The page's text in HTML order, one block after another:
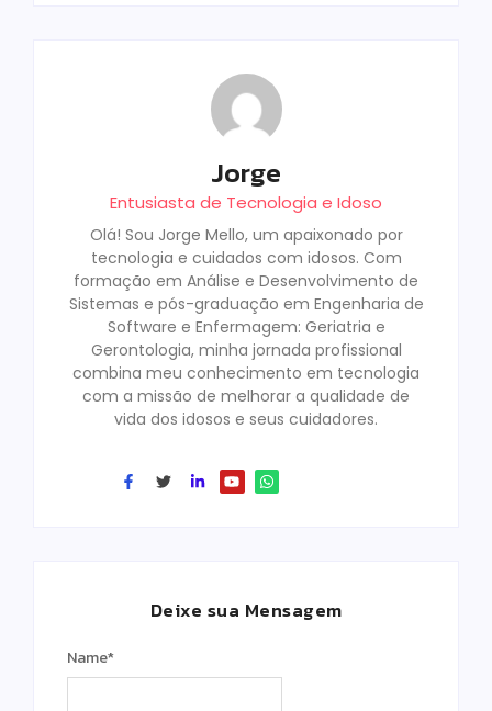
Jorge
Entusiasta de Tecnologia e Idoso
Olá! Sou Jorge Mello, um apaixonado por
tecnologia e cuidados com idosos. Com
formação em Análise e Desenvolvimento de
Sistemas e pós-graduação em Engenharia de
Software e Enfermagem: Geriatria e
Gerontologia, minha jornada profissional
combina meu conhecimento em tecnologia
com a missão de melhorar a qualidade de
vida dos idosos e seus cuidadores.
Deixe sua Mensagem
Name*